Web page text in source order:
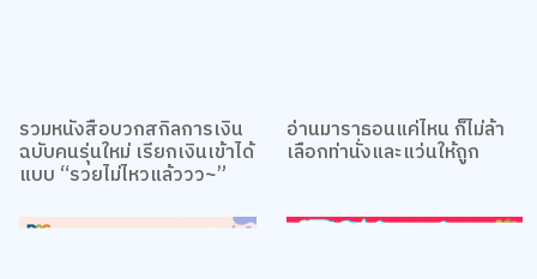
รวมหนังสือบวกสกิลการเงิน
ฉบับคนรุ่นใหม่ เรียกเงินเข้าได้
แบบ “รวยไม่ไหวแล้ววว~”
อ่านมาราธอนแค่ไหน ก็ไม่ล้า
เลือกท่านั่งและแว่นให้ถูก